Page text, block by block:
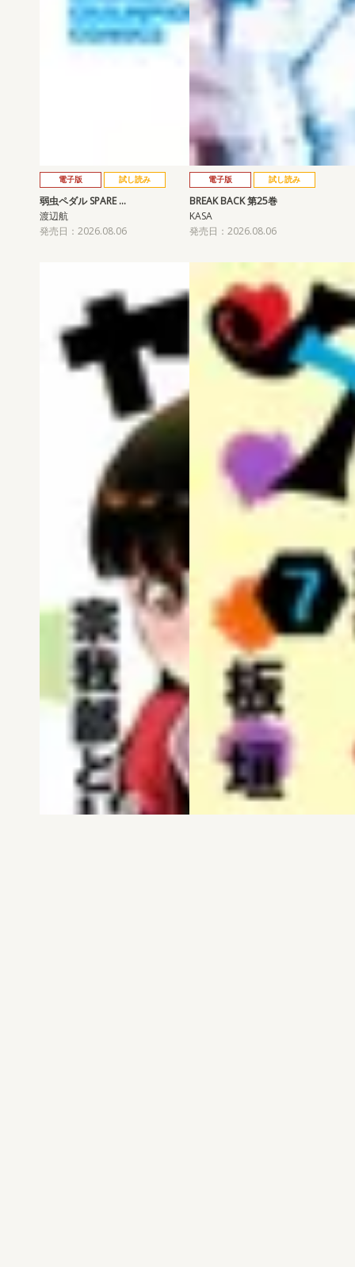
電子版 試し読み
弱虫ペダル SPARE …
渡辺航
発売日：2026.08.06
電子版 試し読み
BREAK BACK 第25巻
KASA
発売日：2026.08.06